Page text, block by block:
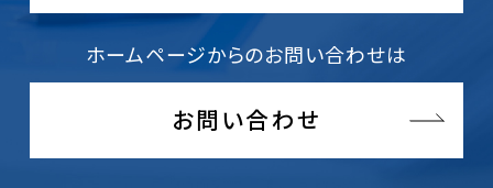
ホームページからのお問い合わせは
お問い合わせ